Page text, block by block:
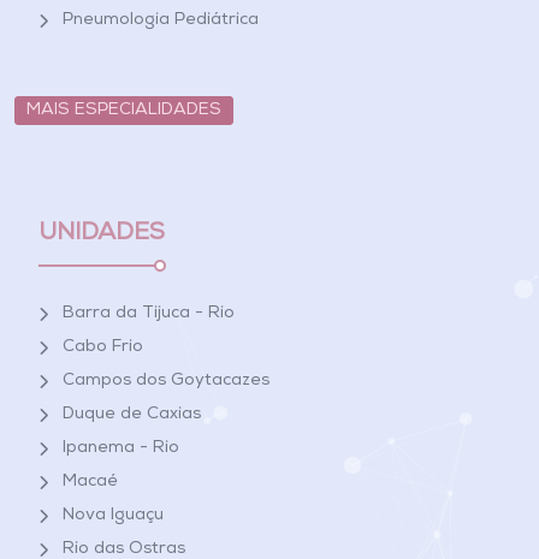
Pneumologia Pediátrica
MAIS ESPECIALIDADES
UNIDADES
Barra da Tijuca - Rio
Cabo Frio
Campos dos Goytacazes
Duque de Caxias
Ipanema - Rio
Macaé
Nova Iguaçu
Rio das Ostras